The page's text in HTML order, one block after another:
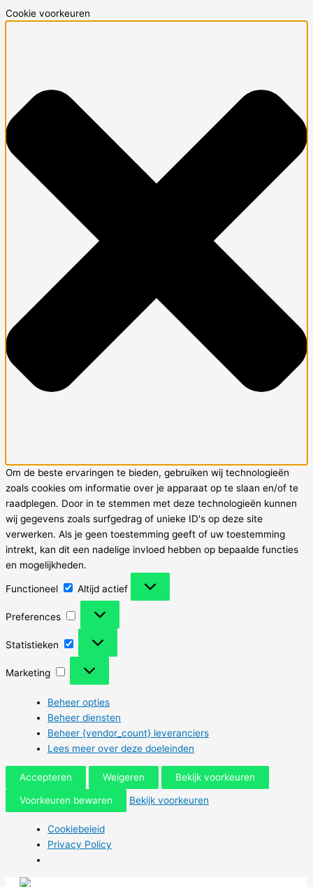
Cookie voorkeuren
Om de beste ervaringen te bieden, gebruiken wij technologieën
zoals cookies om informatie over je apparaat op te slaan en/of te
raadplegen. Door in te stemmen met deze technologieën kunnen
wij gegevens zoals surfgedrag of unieke ID's op deze site
verwerken. Als je geen toestemming geeft of uw toestemming
intrekt, kan dit een nadelige invloed hebben op bepaalde functies
en mogelijkheden.
Functioneel
Altijd actief
Preferences
Statistieken
Marketing
Beheer opties
Beheer diensten
Beheer {vendor_count} leveranciers
Lees meer over deze doeleinden
Accepteren Weigeren Bekijk voorkeuren
Voorkeuren bewaren Bekijk voorkeuren
Cookiebeleid
Privacy Policy